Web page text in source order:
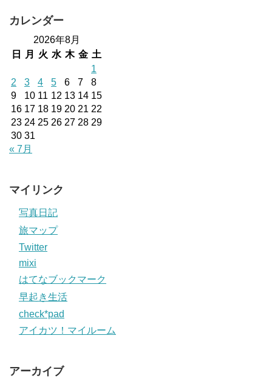
カレンダー
2026年8月
日
月 火 水 木 金 土
1
2
3 4 5 6 7
8
9
10 11 12 13 14 15
16 17 18 19 20 21 22
23 24 25 26 27 28 29
30 31
« 7月
マイリンク
写真日記
旅マップ
Twitter
mixi
はてなブックマーク
早起き生活
check*pad
アイカツ！マイルーム
アーカイブ